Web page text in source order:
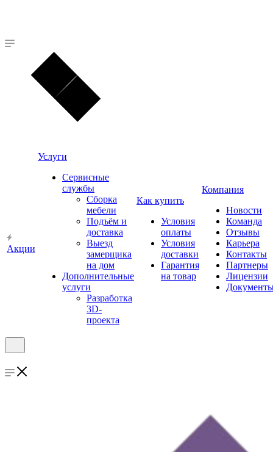
Акции
Услуги
Сервисные
службы
Сборка
мебели
Подъём и
доставка
Выезд
замерщика
на дом
Дополнительные
услуги
Разработка
3D-
проекта
Как купить
Условия
оплаты
Условия
доставки
Гарантия
на товар
Компания
Новости
Команда
Отзывы
Карьера
Контакты
Партнеры
Лицензии